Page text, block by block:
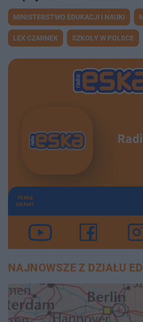
MINISTERSTWO EDUKACJI I NAUKI
LEX CZARNEK SZKOŁY W POLSCE
TERAZ
GRAMY
NAJNOWSZE Z DZIAŁU